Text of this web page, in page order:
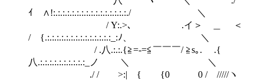
ｲ ∧!:.:.:.:.:.:.:.:.:.:.:.:.:.:.:.:./ ＼
/ Y:.>､ .イ＞ ＿ ＜
/ {.:.:.:.:.:.:.:.:.:.:.:.:.:.:_:ﾉ、 ＼
/ .八.:.:.{≧=-=≦￣￣￣/ ≧s｡. .{
八.:.:.:.:.:.:.:.:.:.:_ノ ＼ ＼
./ / >:| { {0 0 / /////ヽ